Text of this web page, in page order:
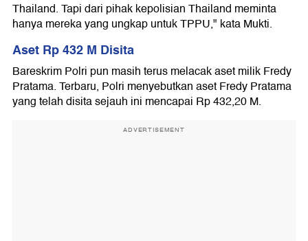
Thailand. Tapi dari pihak kepolisian Thailand meminta
hanya mereka yang ungkap untuk TPPU," kata Mukti.
Aset Rp 432 M Disita
Bareskrim Polri pun masih terus melacak aset milik Fredy
Pratama. Terbaru, Polri menyebutkan aset Fredy Pratama
yang telah disita sejauh ini mencapai Rp 432,20 M.
ADVERTISEMENT